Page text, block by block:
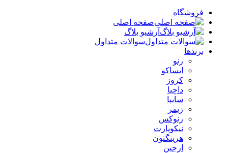
فروشگاه
صفحه اصلی
آرشیو بلاگ
سوالات متداول
برندها
رنو
ایساکو
کروز
داچیا
سایپا
زیمر
رنوکس
نیکوپارت
هرینگتون
ارجین